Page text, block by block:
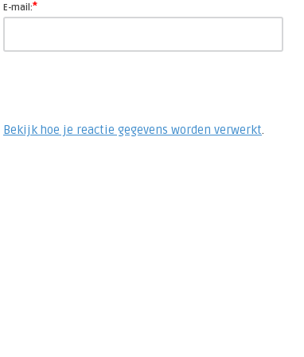
E-mail:*
Bekijk hoe je reactie gegevens worden verwerkt.